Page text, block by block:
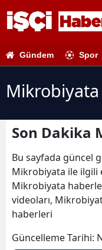
Gündem Spor
Son Dakika
Bu sayfada güncel
Mikrobiyata ile ilgili
Mikrobiyata
videoları,
haberleri
Güncelleme Tarihi: